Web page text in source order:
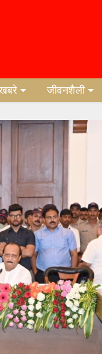
खबरे जीवनशैली